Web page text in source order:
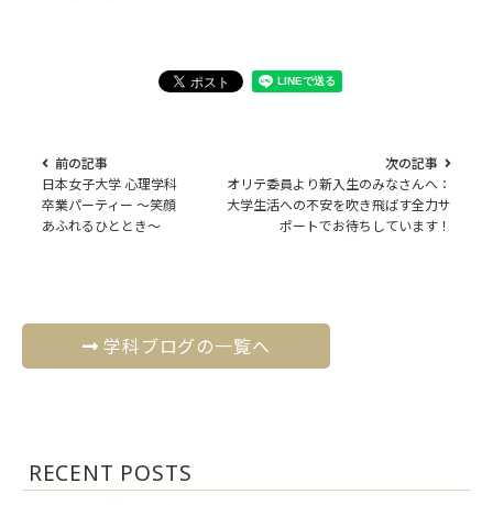
前の記事
日本女子大学 心理学科
卒業パーティー 〜笑顔
あふれるひととき〜
次の記事
オリテ委員より新入生のみなさんへ：
大学生活への不安を吹き飛ばす全力サ
ポートでお待ちしています！
学科ブログの一覧へ
RECENT POSTS